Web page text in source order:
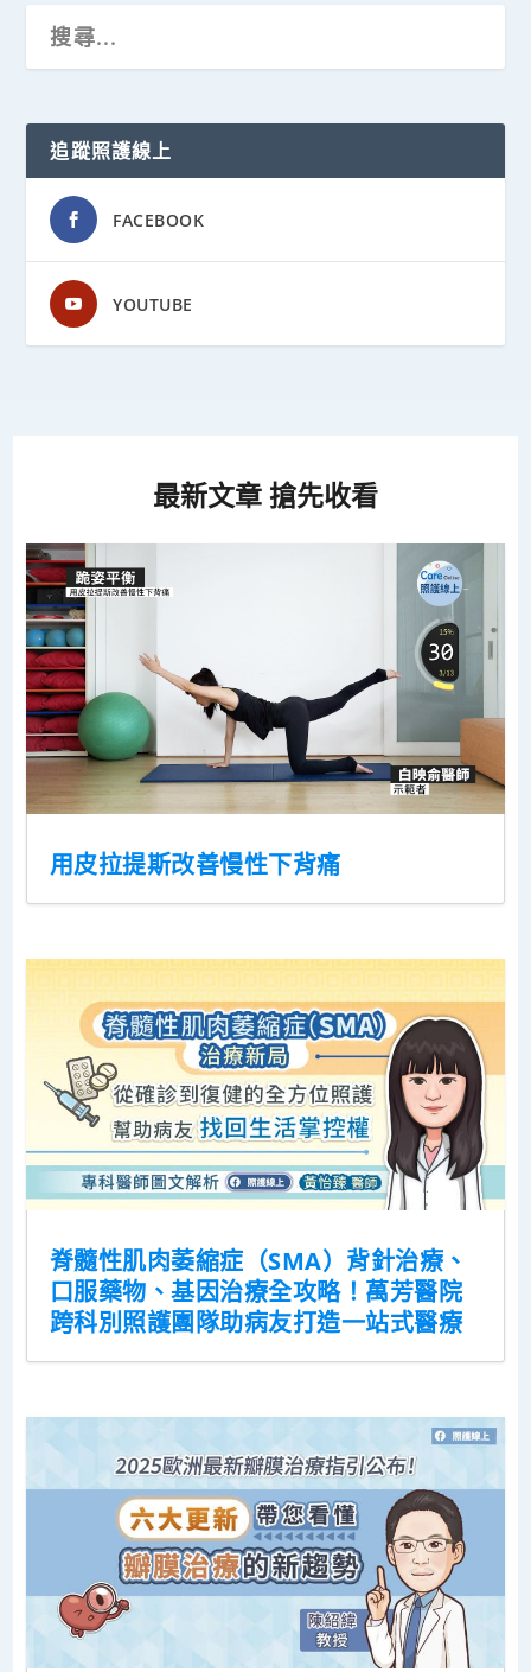
追蹤照護線上
FACEBOOK
YOUTUBE
最新文章 搶先收看
用皮拉提斯改善慢性下背痛
脊髓性肌肉萎縮症（SMA）背針治療、
口服藥物、基因治療全攻略！萬芳醫院
跨科別照護團隊助病友打造一站式醫療